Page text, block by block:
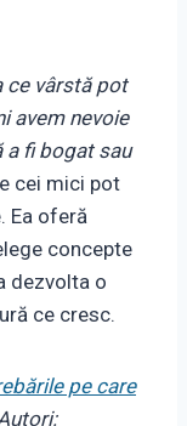
ce vârstă pot
avem nevoie
a fi bogat sau
cei mici pot
Ea oferă
concepte
dezvolta o
ce cresc.
pe care